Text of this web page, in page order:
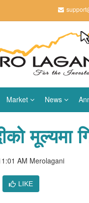
Market News
मूल्यमा
AM Merolagani
LIKE